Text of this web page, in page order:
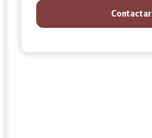
Contactar